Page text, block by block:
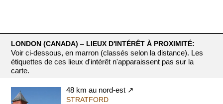
LONDON (CANADA) ‒ LIEUX D'INTÉRÊT À PROXIMITÉ:
Voir ci-dessous, en marron (classés selon la distance). Les
étiquettes de ces lieux d'intérêt n'apparaissent pas sur la
carte.
48 km au nord-est ↗
STRATFORD